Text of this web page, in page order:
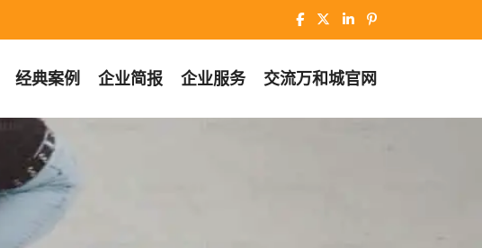
经典案例 企业简报 企业服务 交流万和城官网